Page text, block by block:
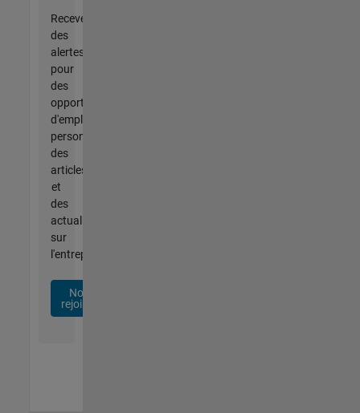
Recevez
des
alertes
pour
des
opportunités
d'emploi
personnalisées,
des
articles
et
des
actualités
sur
l'entreprise.
Nous
rejoindre